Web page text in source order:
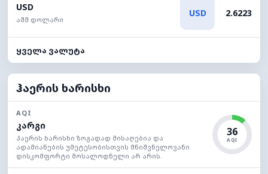
USD
აშშ დოლარი
USD 2.6223
ყველა ვალუტა
ჰაერის ხარისხი
AQI
კარგი
ჰაერის ხარისხი ზოგადად მისაღებია და
ადამიანების უმეტესობისთვის მნიშვნელოვანი
დისკომფორტი მოსალოდნელი არ არის.
36
AQI